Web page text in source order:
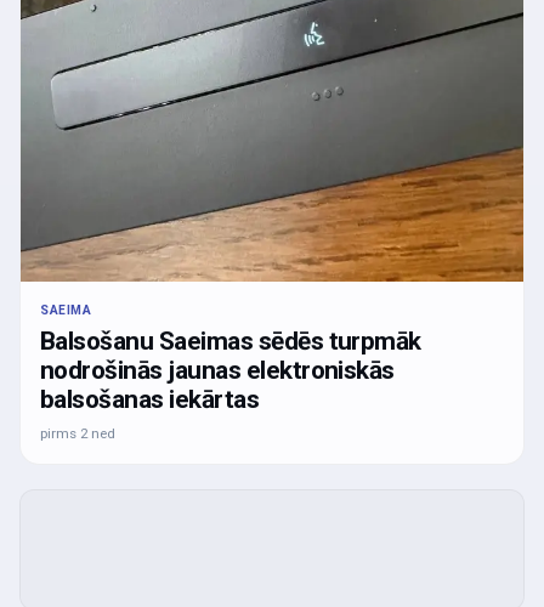
SAEIMA
Balsošanu Saeimas sēdēs turpmāk
nodrošinās jaunas elektroniskās
balsošanas iekārtas
pirms 2 ned